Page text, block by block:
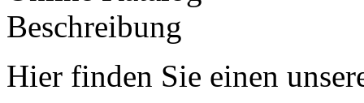
moderne Vespa
Beschreibung
Hier finden Sie einen